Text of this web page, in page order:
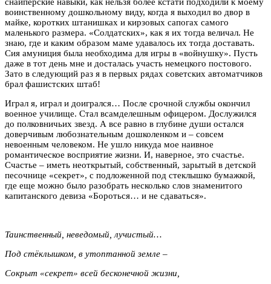
снайперские навыки, как нельзя более кстати подходили к моему
воинственному дошкольному виду, когда я выходил во двор в
майке, коротких штанишках и кирзовых сапогах самого
маленького размера. «Солдатских», как я их тогда величал. Не
знаю, где и каким образом маме удавалось их тогда доставать.
Сия амуниция была необходима для игры в «войнушку». Пусть
даже в тот день мне и досталась участь немецкого постового.
Зато в следующий раз я в первых рядах советских автоматчиков
брал фашистских штаб!
Играл я, играл и доигрался… После срочной службы окончил
военное училище. Стал всамделешным офицером. Дослужился
до полковничьих звезд. А все равно в глубине души остался
доверчивым любознательным дошколенком и – совсем
невоенным человеком. Не ушло никуда мое наивное
романтическое восприятие жизни. И, наверное, это счастье.
Счастье – иметь неоткрытый, собственный, зарытый в детской
песочнице «секрет», с подложенной под стеклышко бумажкой,
где еще можно было разобрать несколько слов знаменитого
капитанского девиза «Бороться… и не сдаваться».
Таинственный, неведомый, лучистый…
Под стёклышком, в утоптанной земле –
Сокрыт «секрет» всей бесконечной жизни,